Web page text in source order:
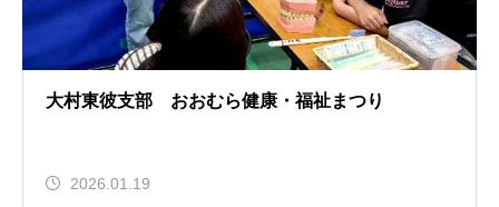
大村東彼支部 おおむら健康・福祉まつり
2026.01.19